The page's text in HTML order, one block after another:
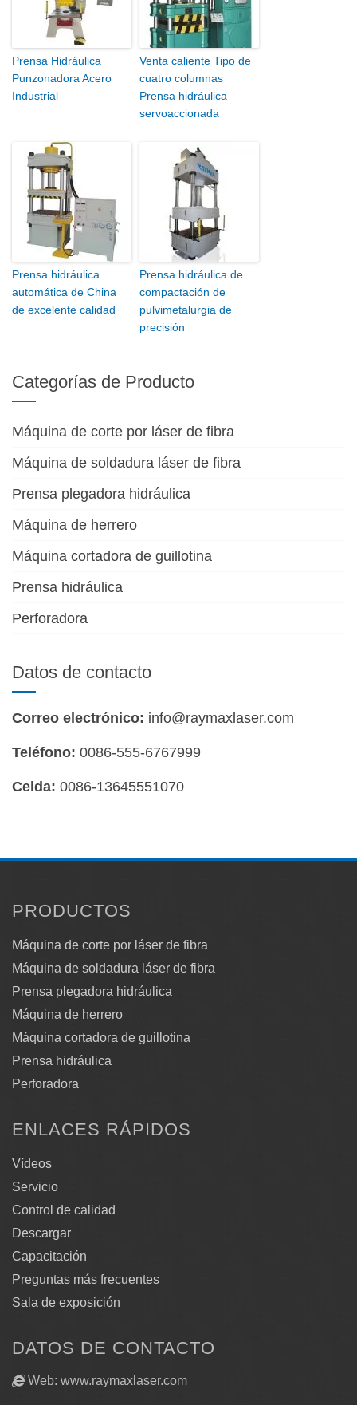
Prensa Hidráulica
Punzonadora Acero
Industrial
Venta caliente Tipo de
cuatro columnas
Prensa hidráulica
servoaccionada
Prensa hidráulica
automática de China
de excelente calidad
Prensa hidráulica de
compactación de
pulvimetalurgia de
precisión
Categorías de Producto
Máquina de corte por láser de fibra
Máquina de soldadura láser de fibra
Prensa plegadora hidráulica
Máquina de herrero
Máquina cortadora de guillotina
Prensa hidráulica
Perforadora
Datos de contacto
Correo electrónico: info@raymaxlaser.com
Teléfono: 0086-555-6767999
Celda: 0086-13645551070
PRODUCTOS
Máquina de corte por láser de fibra
Máquina de soldadura láser de fibra
Prensa plegadora hidráulica
Máquina de herrero
Máquina cortadora de guillotina
Prensa hidráulica
Perforadora
ENLACES RÁPIDOS
Vídeos
Servicio
Control de calidad
Descargar
Capacitación
Preguntas más frecuentes
Sala de exposición
DATOS DE CONTACTO
Web: www.raymaxlaser.com